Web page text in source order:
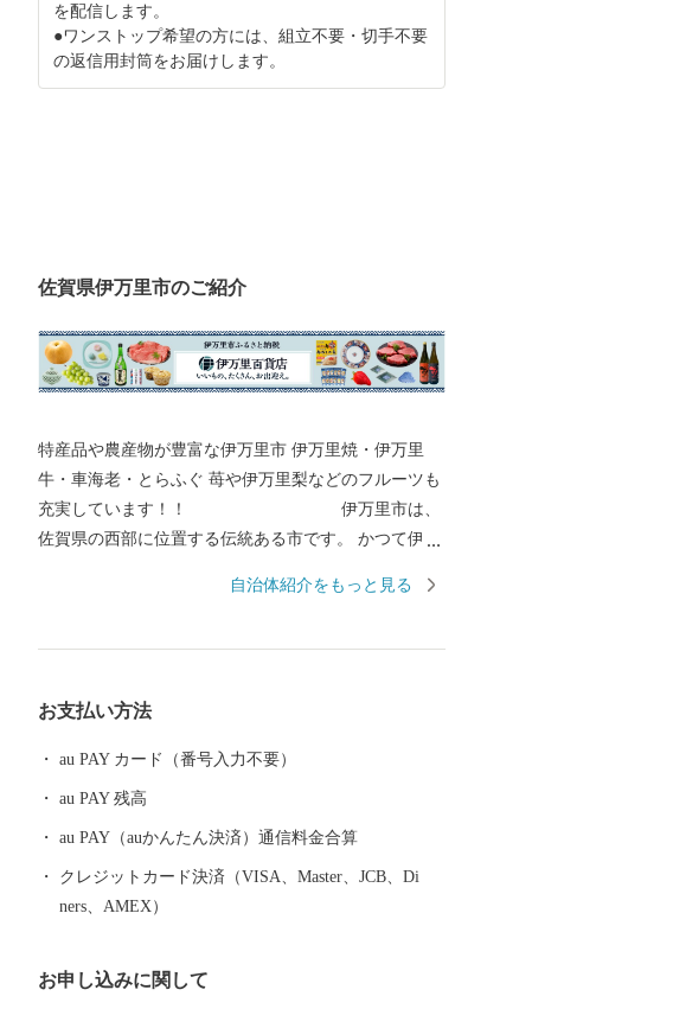
を配信します。
●ワンストップ希望の方には、組立不要・切手不要
の返信用封筒をお届けします。
佐賀県伊万里市のご紹介
特産品や農産物が豊富な伊万里市 伊万里焼・伊万里
牛・車海老・とらふぐ 苺や伊万里梨などのフルーツも
充実しています！！ 伊万里市は、
佐賀県の西部に位置する伝統ある市です。 かつて伊万
や伊万里牛、伊万里梨は全国的に有名です。 都会のよ
納税をぜひお愉しみください。 ＜個人情報保護方針に
渡・提供することはございません。 寄附者様からいた
だいた個人情報は、お礼の品の発送やご連絡、いただ
いたふるさと納税の使い道に関する報告、伊万里市が
としては、電子メールの配信やパンフレット等の郵送
自治体紹介をもっと見る
お支払い方法
au PAY カード（番号入力不要）
au PAY 残高
au PAY（auかんたん決済）通信料金合算
クレジットカード決済（VISA、Master、JCB、Di
ners、AMEX）
お申し込みに関して